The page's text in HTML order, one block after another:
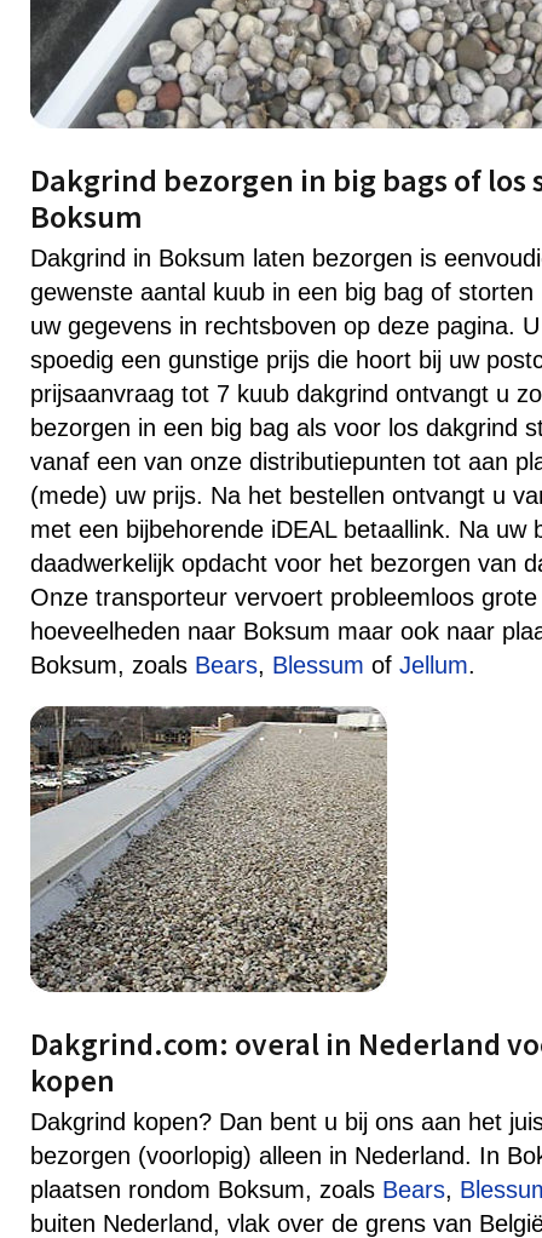
Dakgrind bezorgen in big bags of los
Boksum
Dakgrind in Boksum laten bezorgen is
gewenste aantal kuub in een big bag of
uw gegevens in rechtsboven op deze pagina.
spoedig een gunstige prijs die hoort bij uw
prijsaanvraag tot 7 kuub dakgrind ontvangt u
bezorgen in een big bag als voor los dakgrind
vanaf een van onze distributiepunten tot aan
(mede) uw prijs. Na het bestellen ontvangt u
met een bijbehorende iDEAL betaallink. Na uw
daadwerkelijk opdacht voor het bezorgen van
Onze transporteur vervoert probleemloos
hoeveelheden naar Boksum maar ook naar
Boksum, zoals Bears, Blessum of Jellum.
Dakgrind.com: overal in Nederland
kopen
Dakgrind kopen? Dan bent u bij ons aan het
bezorgen (voorlopig) alleen in Nederland. In
plaatsen rondom Boksum, zoals Bears,
buiten Nederland, vlak over de grens van